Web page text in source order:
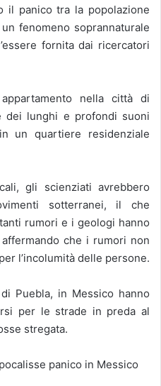
il panico tra la popolazione
fenomeno soprannaturale
fornita dai ricercatori
nella città di
dei lunghi e profondi suoni
un quartiere residenziale
gli scienziati avrebbero
sotterranei, il che
rumori e i geologi hanno
che i rumori non
l’incolumità delle persone.
Puebla, in Messico hanno
per le strade in preda al
stregata.